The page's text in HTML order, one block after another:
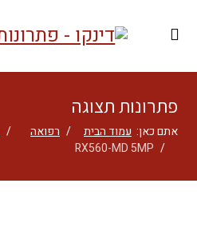
פתרונות תצוגה
אתם כאן: עמוד הבית רפואה
RX560-MD 5MP